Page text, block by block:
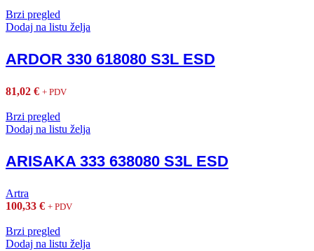
Brzi pregled
Dodaj na listu želja
ARDOR 330 618080 S3L ESD
81,02 € + PDV
Brzi pregled
Dodaj na listu želja
ARISAKA 333 638080 S3L ESD
Artra
100,33 € + PDV
Brzi pregled
Dodaj na listu želja